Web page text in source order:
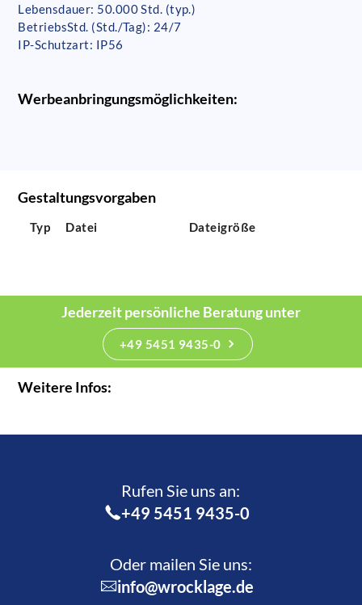
Lebensdauer: 50.000 Std. (typ.)
BetriebsStd. (Std./Tag): 24/7
IP-Schutzart: IP56
Werbeanbringungsmöglichkeiten:
Gestaltungsvorgaben
Typ Datei Dateigröße
Jederzeit persönliche Beratung unter
+49 5451 9435-0
Weitere Infos:
Rufen Sie uns an:­
+49 5451 9435-0
Oder mailen Sie uns:
info@wrocklage.de